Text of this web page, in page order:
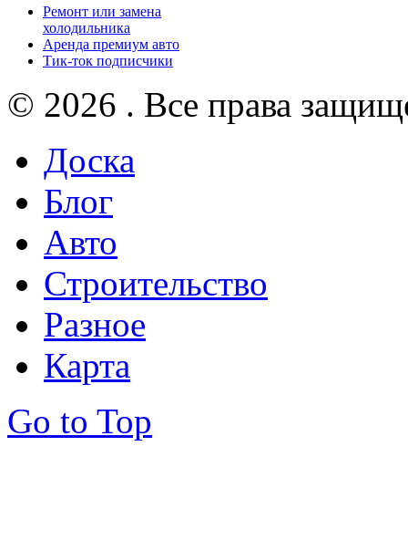
Ремонт или замена
холодильника
Аренда премиум авто
Тик-ток подписчики
© 2026 . Все права
Доска
Блог
Авто
Строительство
Разное
Карта
Go to Top